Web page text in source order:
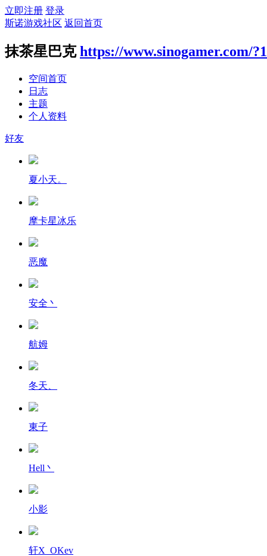
立即注册 登录
斯诺游戏社区 返回首页
抹茶星巴克 https://www.sinogamer.com/
空间首页
日志
主题
个人资料
好友
夏小天。
摩卡星冰乐
恶魔
安全丶
航姆
冬天、
東子
Hell丶
小影
轩X_OKev